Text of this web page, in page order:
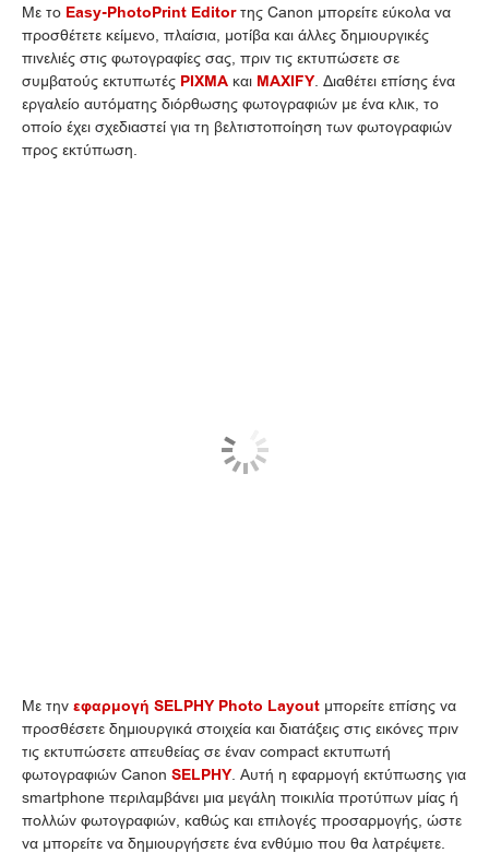
Με το Easy-PhotoPrint Editorτης Canon μπορείτε εύκολα να
προσθέτετε κείμενο, πλαίσια, μοτίβα και άλλες δημιουργικές
πινελιές στις φωτογραφίες σας, πριν τις εκτυπώσετε σε
συμβατούς εκτυπωτές PIXMA και MAXIFY. Διαθέτει επίσης ένα
εργαλείο αυτόματης διόρθωσης φωτογραφιών με ένα κλικ, το
οποίο έχει σχεδιαστεί για τη βελτιστοποίηση των φωτογραφιών
προς εκτύπωση.
Με την εφαρμογή SELPHY Photo Layout μπορείτε επίσης να
προσθέσετε δημιουργικά στοιχεία και διατάξεις στις εικόνες πριν
τις εκτυπώσετε απευθείας σε έναν compact εκτυπωτή
φωτογραφιών Canon SELPHY. Αυτή η εφαρμογή εκτύπωσης για
smartphone περιλαμβάνει μια μεγάλη ποικιλία προτύπων μίας ή
πολλών φωτογραφιών, καθώς και επιλογές προσαρμογής, ώστε
να μπορείτε να δημιουργήσετε ένα ενθύμιο που θα λατρέψετε.